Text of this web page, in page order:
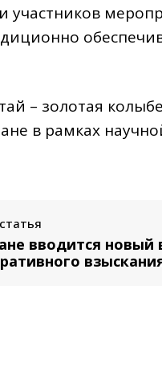
участников
– золотая
в рамках
вводится новый